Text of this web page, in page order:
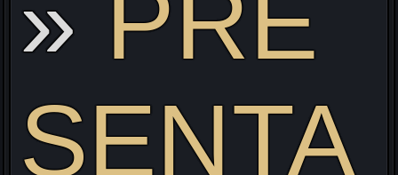
SENTA